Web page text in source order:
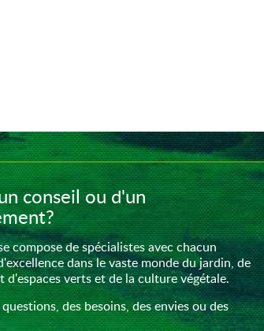
conseil ou d'un
compose de spécialistes avec chacun
dans le vaste monde du jardin, de
d'espaces verts et de la culture végétale.
des besoins, des envies ou des